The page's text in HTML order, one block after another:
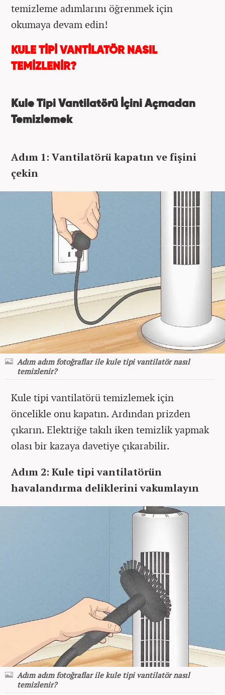
temizleme adımlarını öğrenmek için
okumaya devam edin!
KULE TİPİ VANTİLATÖR NASIL
TEMİZLENİR?
Kule Tipi Vantilatörü İçini Açmadan
Temizlemek
Adım 1: Vantilatörü kapatın ve fişini
çekin
Adım adım fotoğraflar ile kule tipi vantilatör nasıl
temizlenir?
Kule tipi vantilatörü temizlemek için
öncelikle onu kapatın. Ardından prizden
çıkarın. Elektriğe takılı iken temizlik yapmak
olası bir kazaya davetiye çıkarabilir.
Adım 2: Kule tipi vantilatörün
havalandırma deliklerini vakumlayın
Adım adım fotoğraflar ile kule tipi vantilatör nasıl
temizlenir?